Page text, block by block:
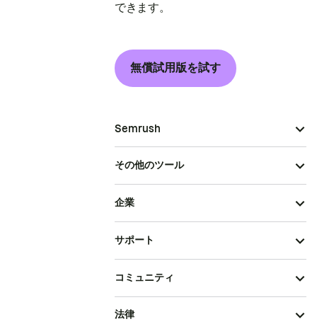
できます。
無償試用版を試す
Semrush
その他のツール
企業
サポート
コミュニティ
法律